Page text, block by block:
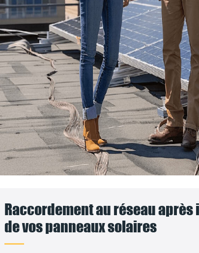
Raccordement au réseau
de vos panneaux solaires